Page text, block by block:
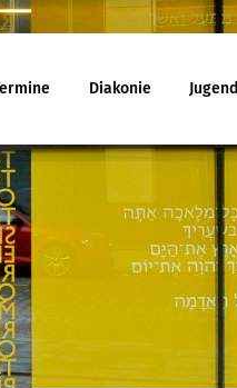
Diakonie Jugend
Familiengottesdienst
Konfirmandenunterricht